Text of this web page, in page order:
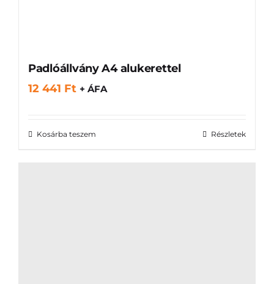
Padlóállvány A4 alukerettel
12 441 Ft + ÁFA
Kosárba teszem Részletek